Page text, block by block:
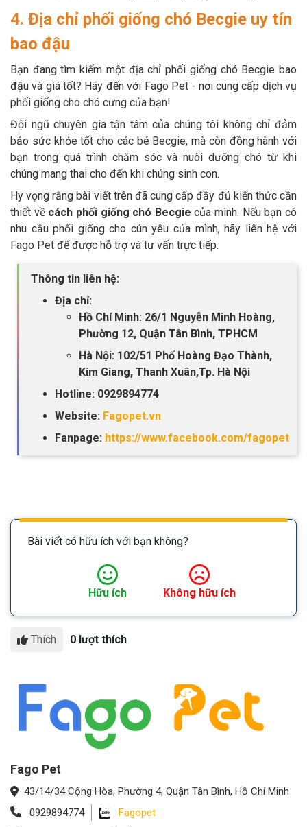
4. Địa chỉ phối giống chó Becgie uy tín
bao đậu
Bạn đang tìm kiếm một địa chỉ phối giống chó Becgie bao
đậu và giá tốt? Hãy đến với Fago Pet - nơi cung cấp dịch vụ
phối giống cho chó cưng của bạn!
Đội ngũ chuyên gia tận tâm của chúng tôi không chỉ đảm
bảo sức khỏe tốt cho các bé Becgie, mà còn đồng hành với
bạn trong quá trình chăm sóc và nuôi dưỡng chó từ khi
chúng mang thai cho đến khi chúng sinh con.
Hy vọng rằng bài viết trên đã cung cấp đầy đủ kiến thức cần
thiết về cách phối giống chó Becgie của mình. Nếu bạn có
nhu cầu phối giống cho cún yêu của mình, hãy liên hệ với
Fago Pet để được hỗ trợ và tư vấn trực tiếp.
Thông tin liên hệ:
Địa chỉ:
Hồ Chí Minh: 26/1 Nguyễn Minh Hoàng,
Phường 12, Quận Tân Bình, TPHCM
Hà Nội: 102/51 Phố Hoàng Đạo Thành,
Kim Giang, Thanh Xuân,Tp. Hà Nội
Hotline: 0929894774
Website: Fagopet.vn
Fanpage: https://www.facebook.com/fagopet
Bài viết có hữu ích với bạn không?
Hữu ích Không hữu ích
Thích 0 lượt thích
Fago Pet
43/14/34 Cộng Hòa, Phường 4, Quận Tân Bình, Hồ Chí Minh
0929894774
Fagopet